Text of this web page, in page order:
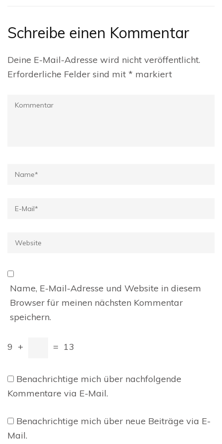
Schreibe einen Kommentar
Deine E-Mail-Adresse wird nicht veröffentlicht.
Erforderliche Felder sind mit * markiert
Kommentar
Name*
E-
Website
Name, E-Mail-Adresse und Website in diesem
Browser für meinen nächsten Kommentar
speichern.
9 + = 13
Benachrichtige mich über nachfolgende
Kommentare via E-Mail.
Benachrichtige mich über neue Beiträge via E-
Mail.